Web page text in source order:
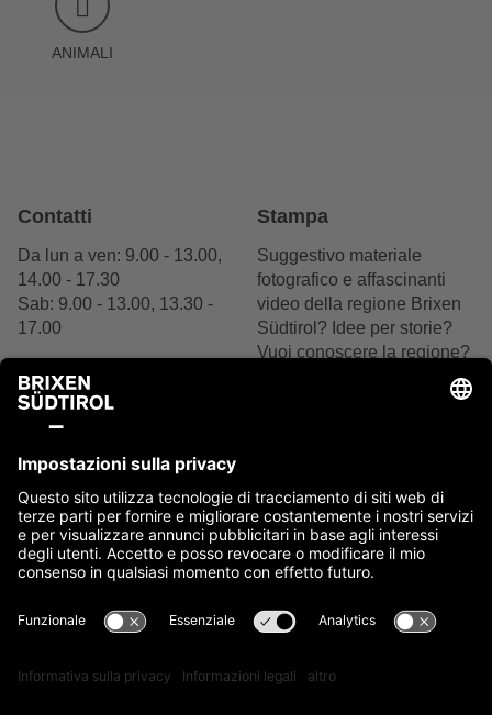
ANIMALI
Contatti
Da lun a ven: 9.00 - 13.00,
14.00 - 17.30
Sab: 9.00 - 13.00, 13.30 -
17.00
Scrivici
Stampa
Suggestivo materiale
fotografico e affascinanti
video della regione Brixen
Südtirol? Idee per storie?
Vuoi conoscere la regione?
Note legali Cookie Privacy